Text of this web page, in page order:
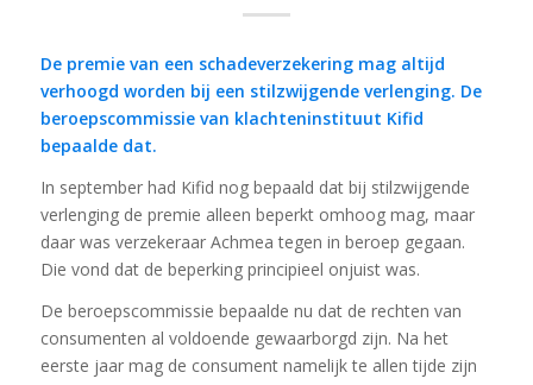
De premie van een schadeverzekering mag altijd
verhoogd worden bij een stilzwijgende verlenging. De
beroepscommissie van klachteninstituut Kifid
bepaalde dat.
In september had Kifid nog bepaald dat bij stilzwijgende
verlenging de premie alleen beperkt omhoog mag, maar
daar was verzekeraar Achmea tegen in beroep gegaan.
Die vond dat de beperking principieel onjuist was.
De beroepscommissie bepaalde nu dat de rechten van
consumenten al voldoende gewaarborgd zijn. Na het
eerste jaar mag de consument namelijk te allen tijde zijn